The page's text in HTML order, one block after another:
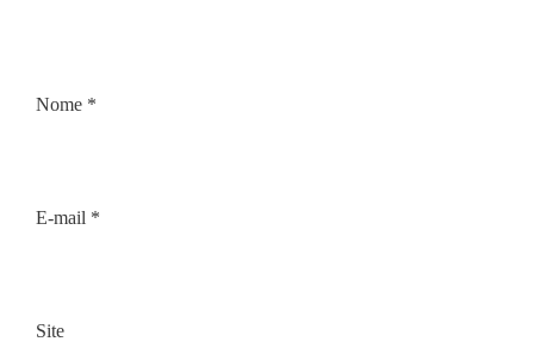
Nome *
E-mail *
Site